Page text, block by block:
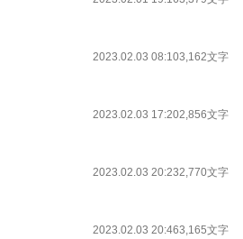
2023.02.03 08:103,162文字
2023.02.03 17:202,856文字
2023.02.03 20:232,770文字
2023.02.03 20:463,165文字